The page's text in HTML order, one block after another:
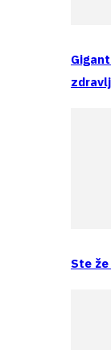
Ste